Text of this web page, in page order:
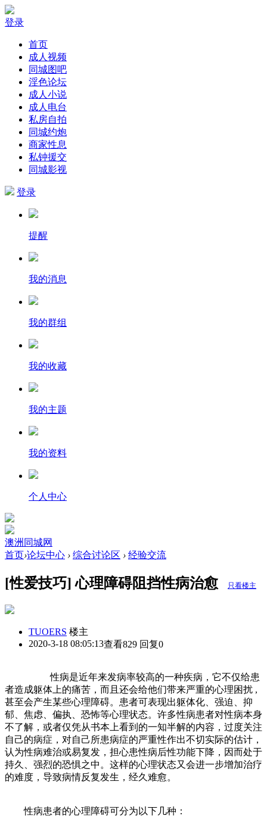
登录
首页
成人视频
同城图吧
淫色论坛
成人小说
成人电台
私房自拍
同城约炮
商家性息
私钟援交
同城影视
登录
提醒
我的消息
我的群组
我的收藏
我的主题
我的资料
个人中心
澳洲同城网
首页›论坛中心 › 综合讨论区 › 经验交流
[性爱技巧] 心理障碍阻挡性病治愈 只看楼主
TUOERS 楼主
2020-3-18 08:05:13查看829 回复0
性病是近年来发病率较高的一种疾病，它不仅给患
者造成躯体上的痛苦，而且还会给他们带来严重的心理困扰 ,
甚至会产生某些心理障碍。患者可表现出躯体化、强迫、抑
郁、焦虑、偏执、恐怖等心理状态。许多性病患者对性病本身
不了解，或者仅凭从书本上看到的一知半解的内容，过度关注
自己的病症，对自己所患病症的严重性作出不切实际的估计，
认为性病难治或易复发，担心患性病后性功能下降，因而处于
持久、强烈的恐惧之中。这样的心理状态又会进一步增加治疗
的难度，导致病情反复发生，经久难愈。
性病患者的心理障碍可分为以下几种：